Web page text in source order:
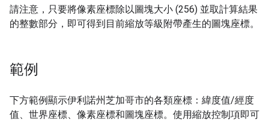
請注意，只要將像素座標除以圖塊大小 (256) 並取計算結果
的整數部分，即可得到目前縮放等級附帶產生的圖塊座標。
範例
下方範例顯示伊利諾州芝加哥市的各類座標：緯度值/經度
值、世界座標、像素座標和圖塊座標。使用縮放控制項即可